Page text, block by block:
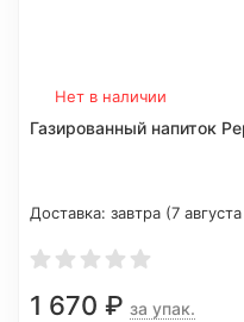
Нет в наличии
Газированный напиток
Доставка: завтра (7
1 670 ₽ за упак.